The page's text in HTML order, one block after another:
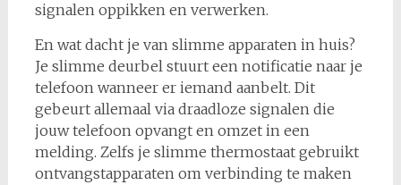
signalen oppikken en verwerken.
En wat dacht je van slimme apparaten in huis?
Je slimme deurbel stuurt een notificatie naar je
telefoon wanneer er iemand aanbelt. Dit
gebeurt allemaal via draadloze signalen die
jouw telefoon opvangt en omzet in een
melding. Zelfs je slimme thermostaat gebruikt
ontvangstapparaten om verbinding te maken